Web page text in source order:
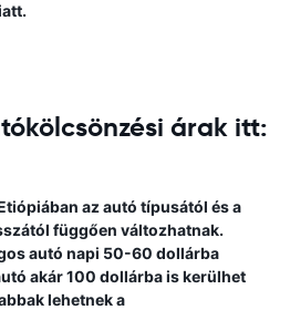
árak itt:
az autó típusától és a
függően változhatnak.
autó napi 50-60 dollárba
akár 100 dollárba is kerülhet
lehetnek a